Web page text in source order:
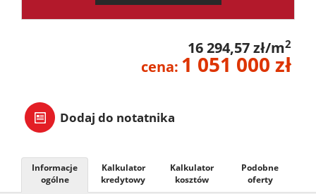
16 294,57 zł/m2
cena: 1 051 000 zł
Dodaj do notatnika
Informacje
ogólne
Kalkulator
kredytowy
Kalkulator
kosztów
Podobne
oferty